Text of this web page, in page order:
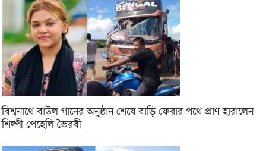
বিশ্বনাথে বাউল গানের অনুষ্ঠান শেষে বাড়ি ফেরার পথে প্রাণ হারালেন
শিল্পী পেহেলি ভৈরবী